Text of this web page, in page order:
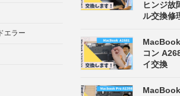
エラー
ヒンジ故
ル交換修
コン
イ交換